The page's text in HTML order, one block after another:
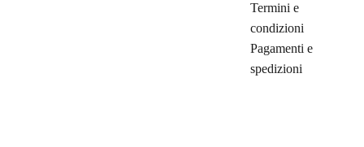
Termini e
condizioni
Pagamenti e
spedizioni